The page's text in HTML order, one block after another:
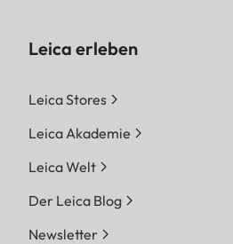
Leica erleben
Leica Stores
Leica Akademie
Leica Welt
Der Leica Blog
Newsletter